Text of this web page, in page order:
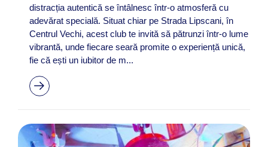
distracția autentică se întâlnesc într-o atmosferă cu
adevărat specială. Situat chiar pe Strada Lipscani, în
Centrul Vechi, acest club te invită să pătrunzi într-o lume
vibrantă, unde fiecare seară promite o experiență unică,
fie că ești un iubitor de m...